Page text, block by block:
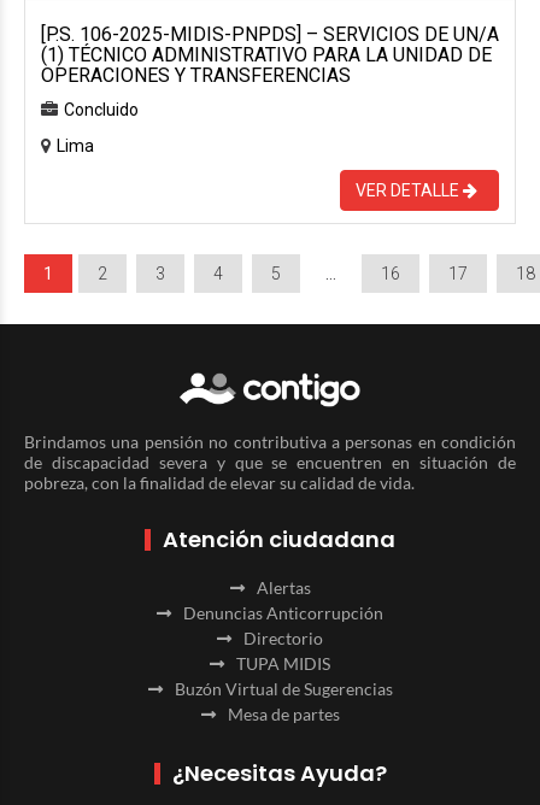
[P.S. 106-2025-MIDIS-PNPDS] – SERVICIOS DE UN/A
(1) TÉCNICO ADMINISTRATIVO PARA LA UNIDAD DE
OPERACIONES Y TRANSFERENCIAS
Concluido
Lima
VER DETALLE
1 2 3 4 5 16 17 18
Brindamos una pensión no contributiva a personas en condición
de discapacidad severa y que se encuentren en situación de
pobreza, con la finalidad de elevar su calidad de vida.
Atención ciudadana
Alertas
Denuncias Anticorrupción
Directorio
TUPA MIDIS
Buzón Virtual de Sugerencias
Mesa de partes
¿Necesitas Ayuda?